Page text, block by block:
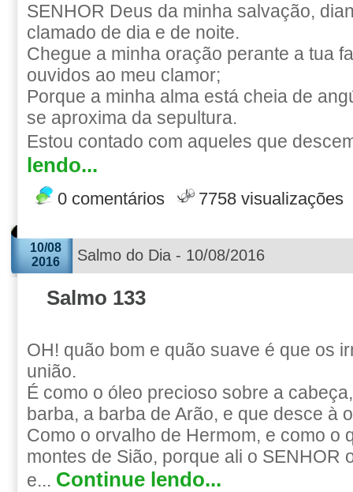
SENHOR Deus da minha salvação,
clamado de dia e de noite.
Chegue a minha oração perante a tua
ouvidos ao meu clamor;
Porque a minha alma está cheia de
se aproxima da sepultura.
Estou contado com aqueles que
lendo...
0 comentários 7758 visualizações
10/08
2016
Salmo do Dia - 10/08/2016
Salmo 133
OH! quão bom e quão suave é que os
união.
É como o óleo precioso sobre a
barba, a barba de Arão, e que desce à
Como o orvalho de Hermom, e como o
montes de Sião, porque ali o SENHOR
e... Continue lendo...